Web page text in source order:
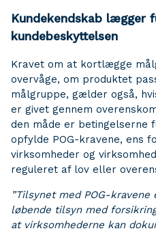
Kundekendskab lægger
kundebeskyttelsen
Kravet om at kortlægge
overvåge, om produktet
målgruppe, gælder også,
er givet gennem
den måde er betingelserne
opfylde POG-kravene, ens
virksomheder og
reguleret af lov eller
”Tilsynet med POG-
løbende tilsyn med
at virksomhederne kan